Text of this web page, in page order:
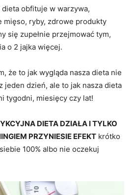
obfituje w warzywa,
mięso, ryby, zdrowe produkty
się zupełnie przejmować tym,
o 2 jajka więcej.
że to jak wygląda nasza dieta nie
jeden dzień, ale to jak nasza dieta
tygodni, miesięcy czy lat!
DIETA DZIAŁA I TYLKO
PRZYNIESIE EFEKT krótko
100% albo nie oczekuj